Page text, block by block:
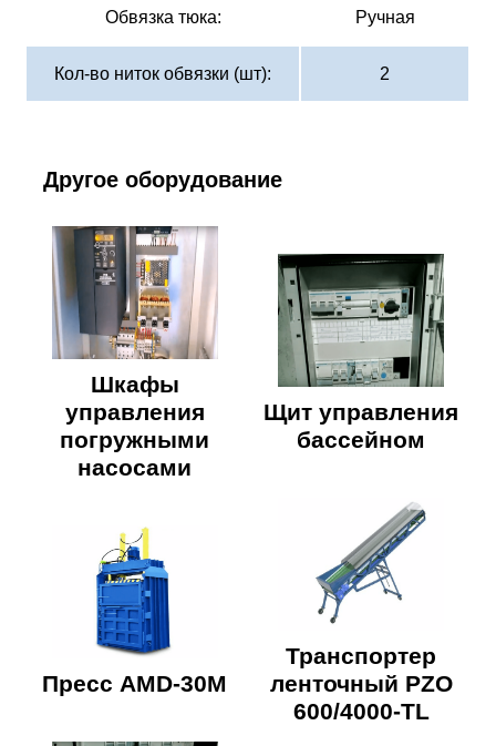
Обвязка тюка: Ручная
Кол-во ниток обвязки (шт): 2
Другое оборудование
Шкафы
управления
погружными
насосами
Щит управления
бассейном
Пресс AMD-30М
Транспортер
ленточный PZO
600/4000-TL